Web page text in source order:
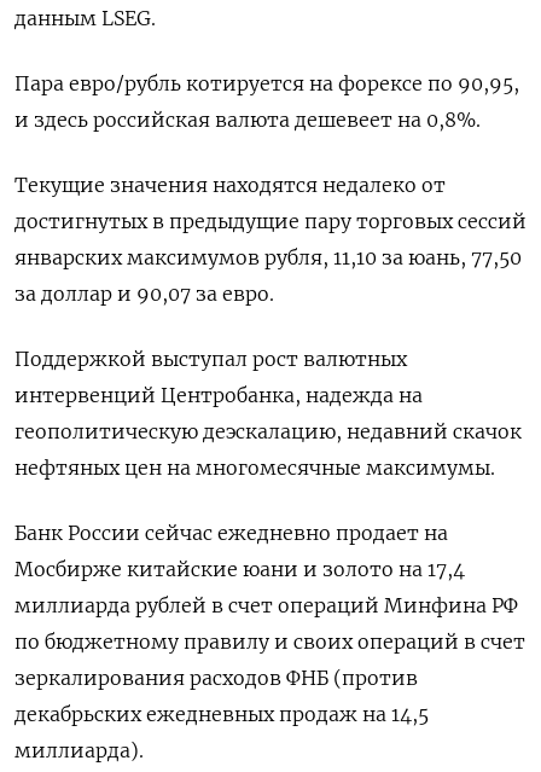
данным LSEG.
Пара евро/рубль котируется на форексе по 90,⁠95,
и здесь российская валюта дешевеет на 0,8%.
Текущие значения находятся недалеко от
достигнутых в предыдущие пару торговых сессий
январских ‌максимумов рубля, 11,10 за юань, 77,50
за доллар и 90,07 за евро.
Поддержкой ‍выступал рост валютных
интервенций Центробанка, надежда на
геополитическую деэскалацию, недавний скачок
нефтяных цен на многомесячные максимумы.
Банк России сейчас ‌ежедневно продает на
Мосбирже китайские юани и золото на 17,4
миллиарда рублей в счет операций ​Минфина РФ
по бюджетному правилу и своих операций в счет
зеркалирования расходов ФНБ (против
декабрьских ежедневных продаж на 14,5
миллиарда).